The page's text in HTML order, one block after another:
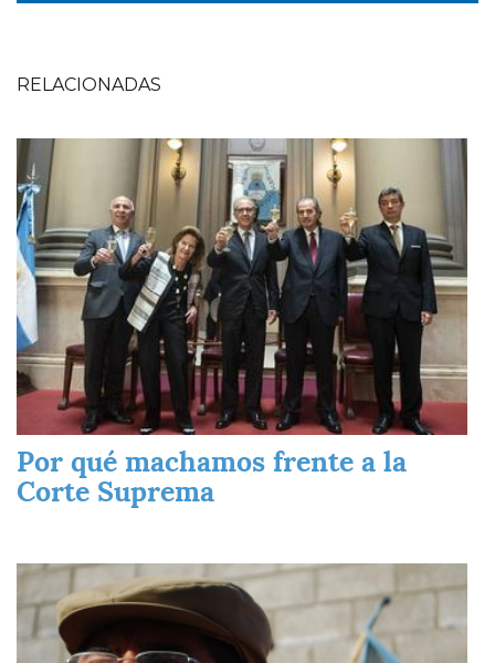
RELACIONADAS
Imagen
Por qué machamos frente a la
Corte Suprema
Imagen